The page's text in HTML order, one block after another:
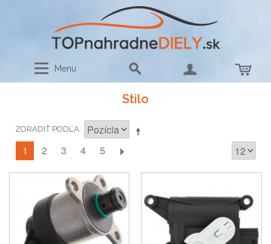
Menu
Stilo
ZORADIŤ PODĽA
1 2 3 4 5